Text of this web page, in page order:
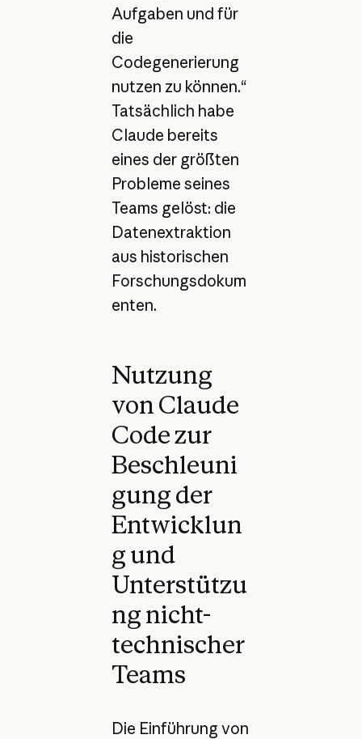
Aufgaben und für
die
Codegenerierung
nutzen zu können.“
Tatsächlich habe
Claude bereits
eines der größten
Probleme seines
Teams gelöst: die
Datenextraktion
aus historischen
Forschungsdokum
enten.
Nutzung
von Claude
Code zur
Beschleuni
gung der
Entwicklun
g und
Unterstützu
ng nicht-
technischer
Teams
Die Einführung von